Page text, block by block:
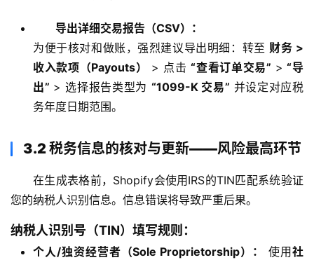
导出详细交易报告（CSV）：
为便于核对和做账，强烈建议导出明细：转至 财务 >
收入款项（Payouts）
> 点击“查看订单交易” >“导
出” > 选择报告类型为 “1099-K 交易” 并设定对应税
务年度日期范围。
3.2 税务信息的核对与更新——风险最高环节
在生成表格前，Shopify会使用IRS的TIN匹配系统验证
您的纳税人识别信息。信息错误将导致严重后果。
纳税人识别号（TIN）填写规则：
个人/独资经营者（Sole Proprietorship）： 使用 社